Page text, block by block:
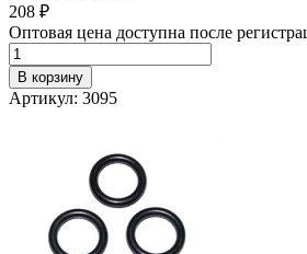
208 ₽
Оптовая цена доступна после
В корзину
Артикул: 3095